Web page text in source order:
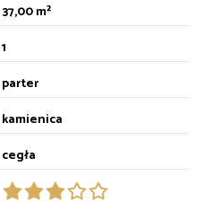
37,00 m²
1
parter
kamienica
cegła